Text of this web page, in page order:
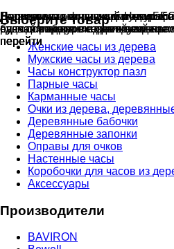
Гравировка на часахобычная
сделай подарок индивидуальным
перейти
Деревянные флешкии ручкис
сделаем подарок эксклюзивным
перейти
Настенные резныечасы
ручная работа в единичном
перейти
Парные часыотличный подарок
на годовщину или семейный
перейти
Деревянные оправыдля очков
будь стильным всегда и везде
перейти
Выберите товар
Женские часы из дерева
Мужские часы из дерева
Часы конструктор пазл
Парные часы
Карманные часы
Очки из дерева,
Деревянные бабочки
Деревянные запонки
Оправы для очков
Настенные часы
Коробочки для часов из
Аксессуары
Производители
BAVIRON